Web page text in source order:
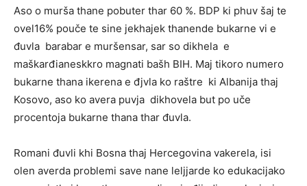
Aso o murša thane pobuter thar 60 %. BDP ki phuv šaj te
ovel16% pouče te sine jekhajek thanende bukarne vi e
đuvla barabar e muršensar, sar so dikhela e
maškarđianeskkro magnati bašh BIH. Maj tikoro numero
bukarne thana ikerena e đjvla ko raštre ki Albanija thaj
Kosovo, aso ko avera puvja dikhovela but po uče
procentoja bukarne thana thar đuvla.
Romani đuvli khi Bosna thaj Hercegovina vakerela, isi
olen averda problemi save nane leljjarde ko edukacijako